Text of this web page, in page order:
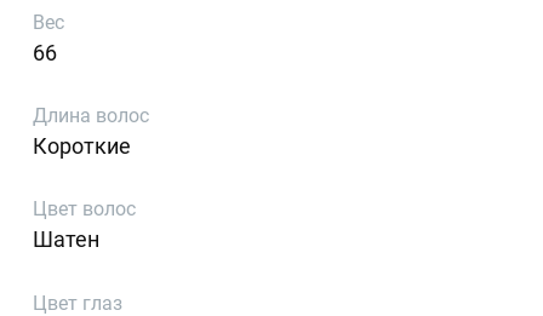
Вес
66
Длина волос
Короткие
Цвет волос
Шатен
Цвет глаз